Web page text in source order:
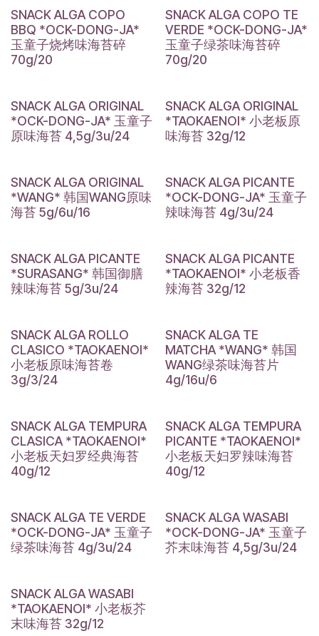
SNACK ALGA COPO
BBQ *OCK-DONG-JA*
玉童子烧烤味海苔碎
70g/20
SNACK ALGA COPO TE
VERDE *OCK-DONG-JA*
玉童子绿茶味海苔碎
70g/20
SNACK ALGA ORIGINAL
*OCK-DONG-JA* 玉童子
原味海苔 4,5g/3u/24
SNACK ALGA ORIGINAL
*TAOKAENOI* 小老板原
味海苔 32g/12
SNACK ALGA ORIGINAL
*WANG* 韩国WANG原味
海苔 5g/6u/16
SNACK ALGA PICANTE
*OCK-DONG-JA* 玉童子
辣味海苔 4g/3u/24
SNACK ALGA PICANTE
*SURASANG* 韩国御膳
辣味海苔 5g/3u/24
SNACK ALGA PICANTE
*TAOKAENOI* 小老板香
辣海苔 32g/12
SNACK ALGA ROLLO
CLASICO *TAOKAENOI*
小老板原味海苔卷
3g/3/24
SNACK ALGA TE
MATCHA *WANG* 韩国
WANG绿茶味海苔片
4g/16u/6
SNACK ALGA TEMPURA
CLASICA *TAOKAENOI*
小老板天妇罗经典海苔
40g/12
SNACK ALGA TEMPURA
PICANTE *TAOKAENOI*
小老板天妇罗辣味海苔
40g/12
SNACK ALGA TE VERDE
*OCK-DONG-JA* 玉童子
绿茶味海苔 4g/3u/24
SNACK ALGA WASABI
*OCK-DONG-JA* 玉童子
芥末味海苔 4,5g/3u/24
SNACK ALGA WASABI
*TAOKAENOI* 小老板芥
末味海苔 32g/12